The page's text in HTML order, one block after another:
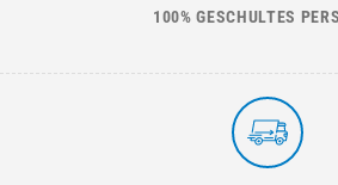
100% GESCHULTES